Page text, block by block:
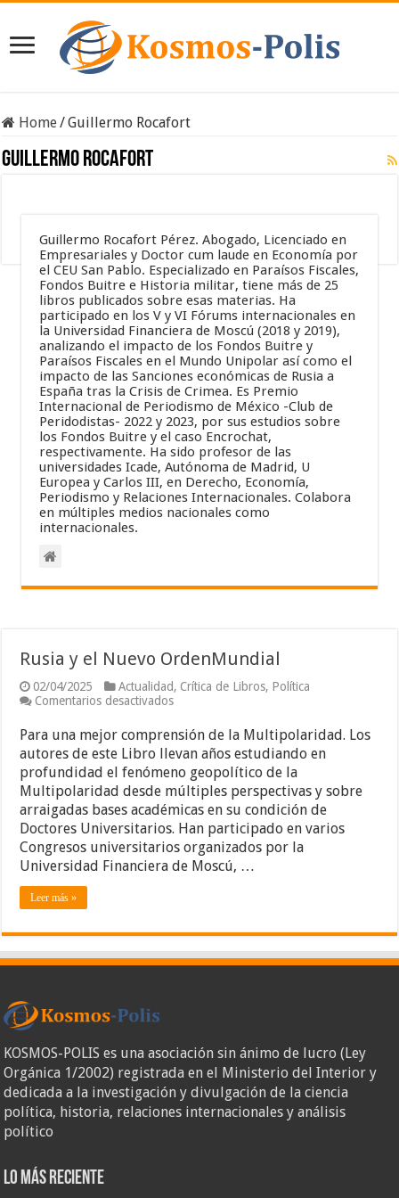
Home/Guillermo Rocafort
Guillermo Rocafort
Guillermo Rocafort Pérez. Abogado, Licenciado en
Empresariales y Doctor cum laude en Economía por
el CEU San Pablo. Especializado en Paraísos Fiscales,
Fondos Buitre e Historia militar, tiene más de 25
libros publicados sobre esas materias. Ha
participado en los V y VI Fórums internacionales en
la Universidad Financiera de Moscú (2018 y 2019),
analizando el impacto de los Fondos Buitre y
Paraísos Fiscales en el Mundo Unipolar así como el
impacto de las Sanciones económicas de Rusia a
España tras la Crisis de Crimea. Es Premio
Internacional de Periodismo de México -Club de
Peridodistas- 2022 y 2023, por sus estudios sobre
los Fondos Buitre y el caso Encrochat,
respectivamente. Ha sido profesor de las
universidades Icade, Autónoma de Madrid, U
Europea y Carlos III, en Derecho, Economía,
Periodismo y Relaciones Internacionales. Colabora
en múltiples medios nacionales como
internacionales.
Rusia y el Nuevo OrdenMundial
02/04/2025 Actualidad, Crítica de Libros, Política
Comentarios desactivadosen
el
Nuevo
OrdenMundial
Para una mejor comprensión de la Multipolaridad. Los
autores de este Libro llevan años estudiando en
profundidad el fenómeno geopolítico de la
Multipolaridad desde múltiples perspectivas y sobre
arraigadas bases académicas en su condición de
Doctores Universitarios. Han participado en varios
Congresos universitarios organizados por la
Universidad Financiera de Moscú, …
Leer más »
KOSMOS-POLIS es una asociación sin ánimo de lucro (Ley
Orgánica 1/2002) registrada en el Ministerio del Interior y
dedicada a la investigación y divulgación de la ciencia
política, historia, relaciones internacionales y análisis
político
Lo más reciente